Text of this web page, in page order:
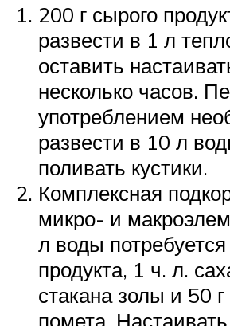
200 г сырого
развести в 1 л
оставить
несколько часов.
употреблением
развести в 10 л
поливать кустики.
Комплексная
микро- и
л воды потребуется
продукта, 1 ч. л.
стакана золы и 50
помета.